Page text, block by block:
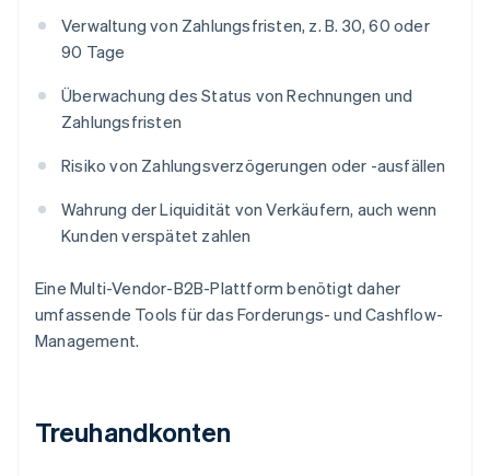
Verwaltung von Zahlungsfristen, z. B. 30, 60 oder
90 Tage
Überwachung des Status von Rechnungen und
Zahlungsfristen
Risiko von Zahlungsverzögerungen oder -ausfällen
Wahrung der Liquidität von Verkäufern, auch wenn
Kunden verspätet zahlen
Eine Multi-Vendor-B2B-Plattform benötigt daher
umfassende Tools für das Forderungs- und Cashflow-
Management.
Treuhandkonten